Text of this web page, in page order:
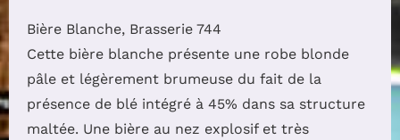
Bière Blanche, Brasserie 744
Cette bière blanche présente une robe blonde
pâle et légèrement brumeuse du fait de la
présence de blé intégré à 45% dans sa structure
maltée. Une bière au nez explosif et très